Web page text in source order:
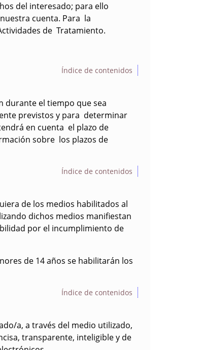
del interesado; para ello
cuenta. Para la
de Tratamiento.
Índice de contenidos
durante el tiempo que sea
previstos y para determinar
en cuenta el plazo de
sobre los plazos de
Índice de contenidos
de los medios habilitados al
dichos medios manifiestan
por el incumplimiento de
de 14 años se habilitarán los
Índice de contenidos
a, a través del medio utilizado,
transparente, inteligible y de